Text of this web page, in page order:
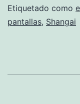
Etiquetado como
pantallas, Shangai